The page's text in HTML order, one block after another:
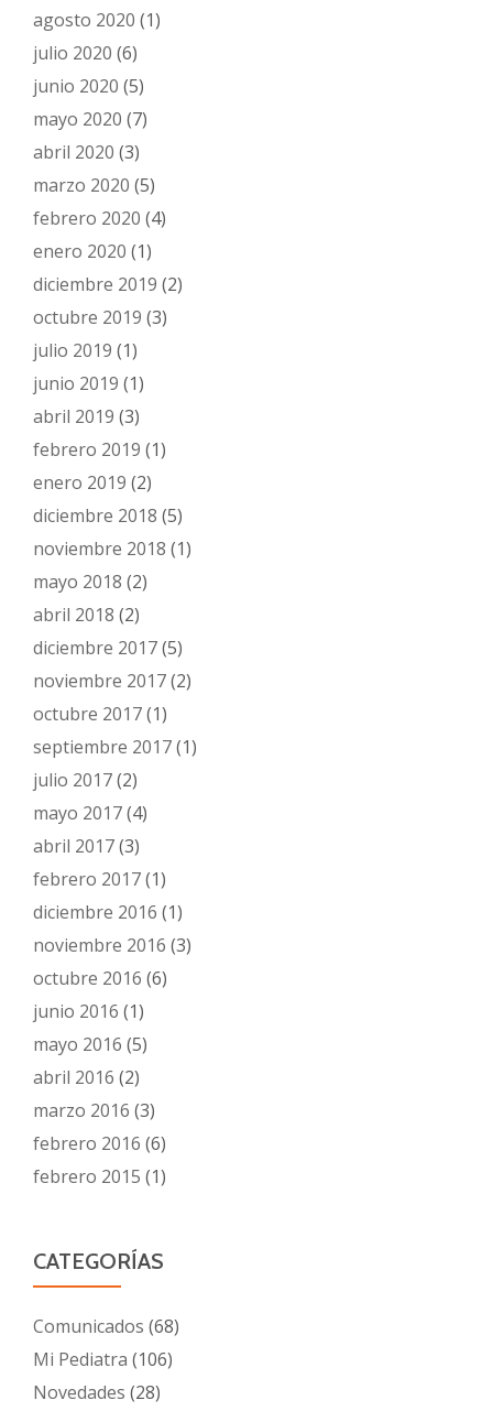
agosto 2020 (1)
julio 2020 (6)
junio 2020 (5)
mayo 2020 (7)
abril 2020 (3)
marzo 2020 (5)
febrero 2020 (4)
enero 2020 (1)
diciembre 2019 (2)
octubre 2019 (3)
julio 2019 (1)
junio 2019 (1)
abril 2019 (3)
febrero 2019 (1)
enero 2019 (2)
diciembre 2018 (5)
noviembre 2018 (1)
mayo 2018 (2)
abril 2018 (2)
diciembre 2017(5)
noviembre 2017(2)
octubre 2017(1)
septiembre 2017(1)
julio 2017(2)
mayo 2017(4)
abril 2017(3)
febrero 2017(1)
diciembre 2016 (1)
noviembre 2016 (3)
octubre 2016 (6)
junio 2016 (1)
mayo 2016 (5)
abril 2016 (2)
marzo 2016 (3)
febrero 2016 (6)
febrero 2015 (1)
CATEGORÍAS
Comunicados (68)
Mi Pediatra (106)
Novedades (28)